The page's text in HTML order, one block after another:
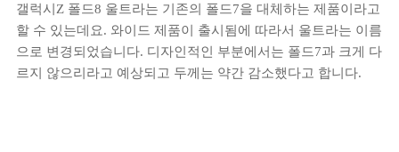
갤럭시Z 폴드8 울트라는 기존의 폴드7을 대체하는 제품이라고
할 수 있는데요. 와이드 제품이 출시됨에 따라서 울트라는 이름
으로 변경되었습니다. 디자인적인 부분에서는 폴드7과 크게 다
르지 않으리라고 예상되고 두께는 약간 감소했다고 합니다.